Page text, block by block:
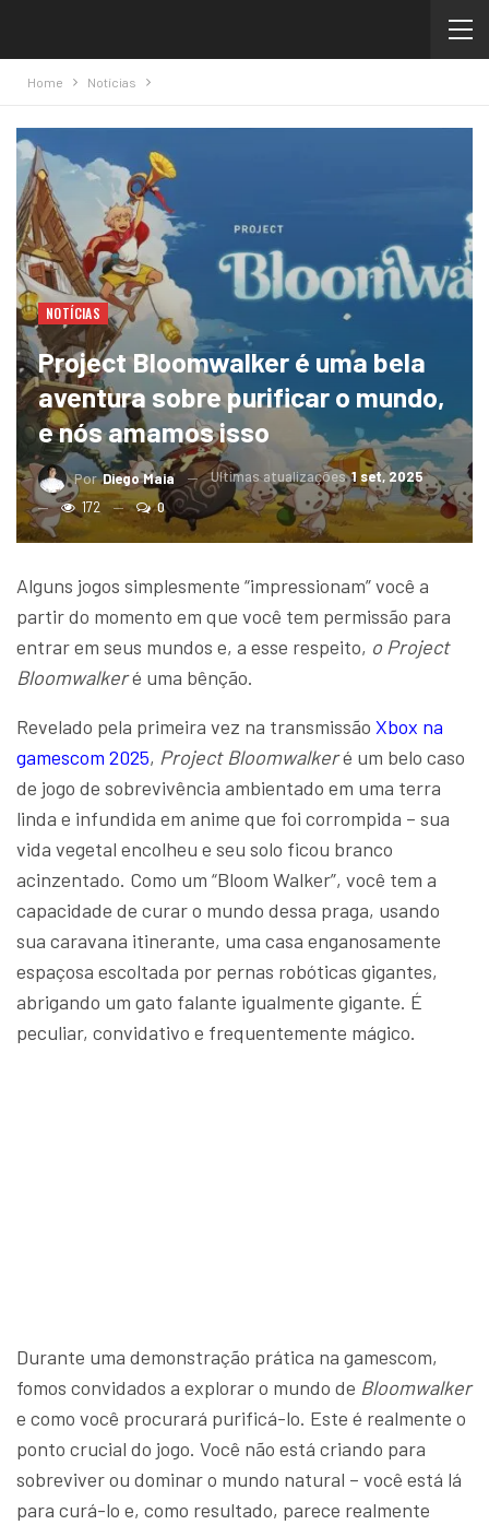
Home Notícias
NOTÍCIAS
Project Bloomwalker é uma bela
aventura sobre purificar o mundo,
e nós amamos isso
PorDiego Maia Ultimas atualizações1 set, 2025
172
0
Alguns jogos simplesmente “impressionam” você a
partir do momento em que você tem permissão para
entrar em seus mundos e, a esse respeito, o Project
Bloomwalkeré uma bênção.
Revelado pela primeira vez na transmissão Xbox na
gamescom 2025, Project Bloomwalkeré um belo caso
de jogo de sobrevivência ambientado em uma terra
linda e infundida em anime que foi corrompida – sua
vida vegetal encolheu e seu solo ficou branco
acinzentado. Como um “Bloom Walker”, você tem a
capacidade de curar o mundo dessa praga, usando
sua caravana itinerante, uma casa enganosamente
espaçosa escoltada por pernas robóticas gigantes,
abrigando um gato falante igualmente gigante. É
peculiar, convidativo e frequentemente mágico.
Durante uma demonstração prática na gamescom,
fomos convidados a explorar o mundo de Bloomwalker
e como você procurará purificá-lo. Este é realmente o
ponto crucial do jogo. Você não está criando para
sobreviver ou dominar o mundo natural – você está lá
para curá-lo e, como resultado, parece realmente